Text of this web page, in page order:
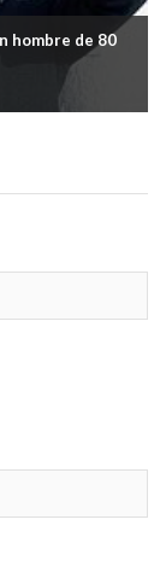
hombre de 80